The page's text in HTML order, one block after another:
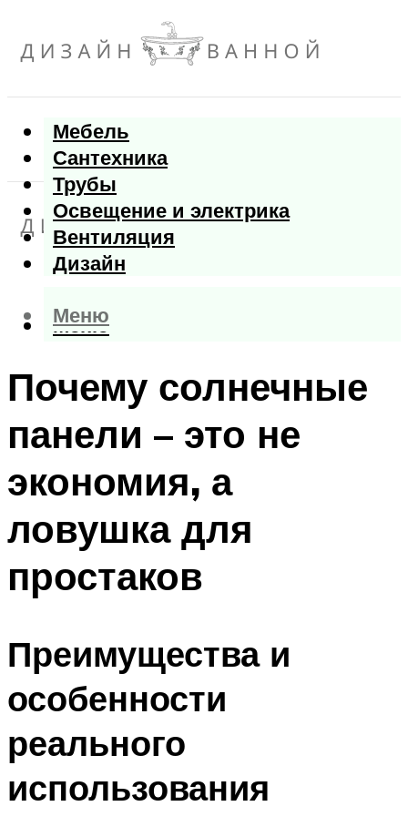
Мебель
Сантехника
Трубы
Освещение и электрика
Вентиляция
Дизайн
Меню
Меню
Почему солнечные
панели – это не
экономия, а
ловушка для
простаков
Преимущества и
особенности
реального
использования